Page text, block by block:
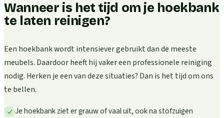
Wanneer is het tijd om je hoekbank
te laten reinigen?
Een hoekbank wordt intensiever gebruikt dan de meeste
meubels. Daardoor heeft hij vaker een professionele reiniging
nodig. Herken je een van deze situaties? Dan is het tijd om ons
te bellen.
Je hoekbank ziet er grauw of vaal uit, ook na stofzuigen